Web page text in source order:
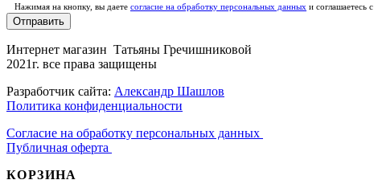
Нажимая на кнопку, вы даете согласие на обработку персональных данных и соглашаетесь c
Отправить
Интернет магазин Татьяны Гречишниковой
2021г. все права защищены
Разработчик сайта: Александр Шашлов
Политика конфиденциальности
Согласие на обработку персональных данных
Публичная оферта
КОРЗИНА